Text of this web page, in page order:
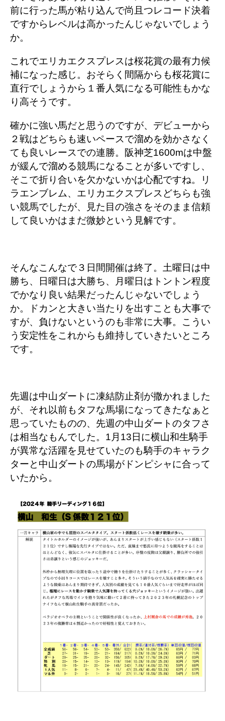
前に行った馬が粘り込んで尚且つレコード決着
ですからレベルは高かったんじゃないでしょう
か。
これでエリカエクスプレスは桜花賞の最有力候
補になった感じ。おそらく間隔からも桜花賞に
直行でしょうから１番人気になる可能性もかな
り高そうです。
確かに強い馬だと思うのですが、デビューから
２戦はどちらも速いペースで溜めを効かさなく
ても良いレースでの連勝。阪神芝1600mは中盤
が緩んで溜める競馬になることが多いですし、
そこで折り合いを欠かないかは心配ですね。リ
ラエンブレム、エリカエクスプレスどちらも強
い競馬でしたが、見た目の強さをそのまま信頼
して良いかはまだ微妙という見解です。
そんなこんなで３日間開催は終了 。土曜日は中
勝ち、日曜日は大勝ち、月曜日はトントン程度
でかなり良い結果だったんじゃないでしょう
か。ドカンと大きい当たりを出すことも大事で
すが、負けないというのも非常に大事。こうい
う安定性をこれからも維持していきたいところ
です。
先週は中山ダートに凍結防止剤が撒かれました
が、それ以前もタフな馬場になってきたなぁと
思っていたものの、先週の中山ダートのタフさ
は相当なもんでした。1月13日に横山和生騎手
が異常な活躍を見せていたのも騎手のキャラク
ターと中山ダートの馬場がドンピシャに合って
いたから。